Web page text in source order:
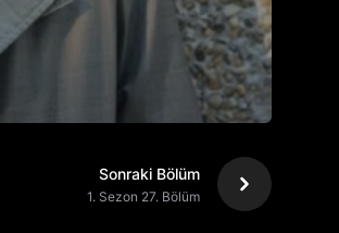
Sonraki Bölüm
1. Sezon 27. Bölüm